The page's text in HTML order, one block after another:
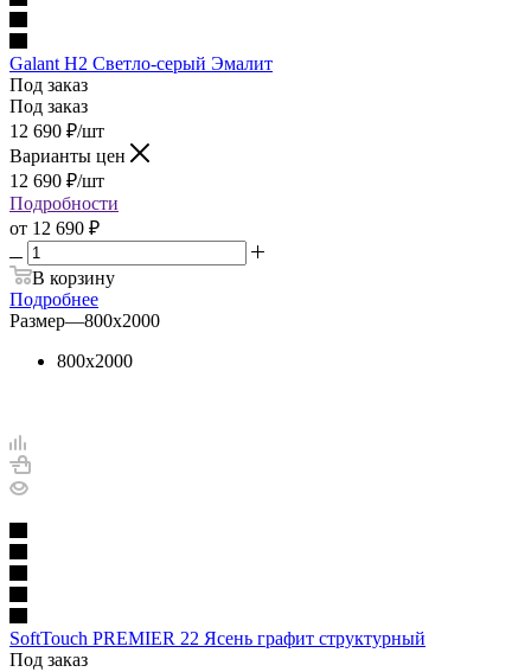
Galant H2 Светло-серый Эмалит
Под заказ
Под заказ
12 690 ₽/шт
Варианты цен
12 690 ₽/шт
Подробности
от 12 690 ₽
В корзину
Подробнее
Размер—800х2000
800х2000
SoftTouch PREMIER 22 Ясень графит структурный
Под заказ